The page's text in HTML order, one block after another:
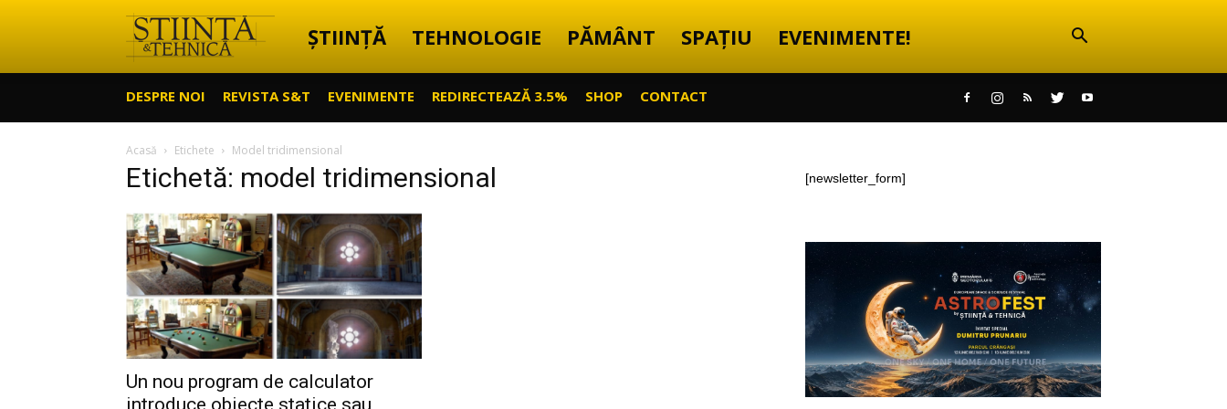
Știință
Tehnică
ȘTIINȚĂ TEHNOLOGIE PĂMÂNT SPAȚIU EVENIMENTE!
DESPRE NOI REVISTA S&T EVENIMENTE REDIRECTEAZĂ 3.5% SHOP CONTACT
Acasă Etichete Model tridimensional
Etichetă: model tridimensional
Un nou program de calculator
introduce obiecte statice sau
[newsletter_form]